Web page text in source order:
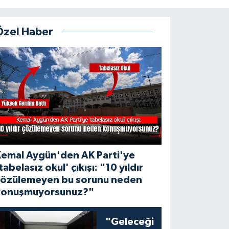
Haber
Aygün'den AK Parti'ye
okul' çıkışı: "10 yıldır
bu sorunu neden
"Geleceği